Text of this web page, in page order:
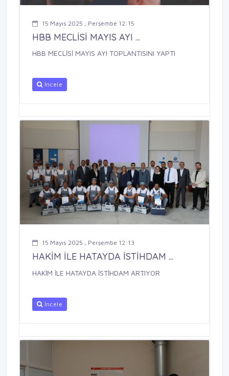
15 Mayıs 2025 , Perşembe 12:15
HBB MECLİSİ MAYIS AYI ...
HBB MECLİSİ MAYIS AYI TOPLANTISINI YAPTI
İncele
15 Mayıs 2025 , Perşembe 12:13
HAKİM İLE HATAYDA İSTİHDAM ...
HAKİM İLE HATAYDA İSTİHDAM ARTIYOR
İncele